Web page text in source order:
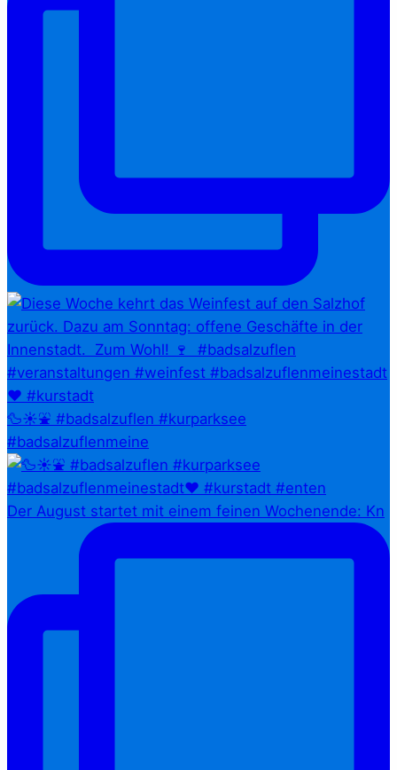
🦆☀️⛲ #badsalzuflen #kurparksee
#badsalzuflenmeine
Der August startet mit einem feinen Wochenende: Kn